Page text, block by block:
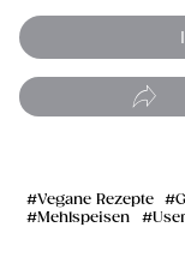
Vegane Rezepte
Mehlspeisen